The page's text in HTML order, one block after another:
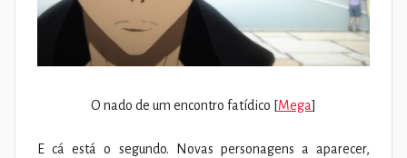
O nado de um encontro fatídico [Mega]
E cá está o segundo. Novas personagens a aparecer,